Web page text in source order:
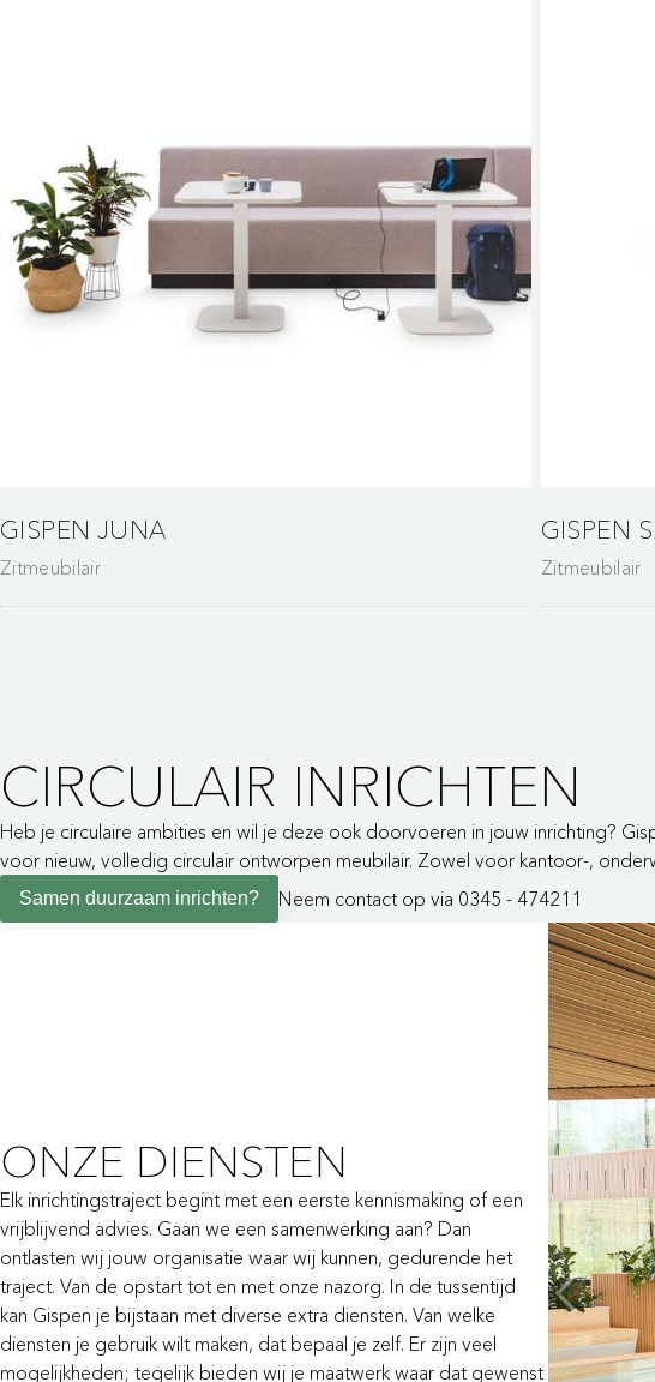
GISPEN JUNA
Zitmeubilair
GISPEN
Zitmeubilair
CIRCULAIR INRICHTEN
Heb je circulaire ambities en wil je deze ook doorvoeren in jouw inrichting?
voor nieuw, volledig circulair ontworpen meubilair. Zowel voor kantoor-,
Samen duurzaam inrichten? Neem contact op via 0345 - 474211
ONZE DIENSTEN
Elk inrichtingstraject begint met een eerste kennismaking of een
vrijblijvend advies. Gaan we een samenwerking aan? Dan
ontlasten wij jouw organisatie waar wij kunnen, gedurende het
traject. Van de opstart tot en met onze nazorg. In de tussentijd
kan Gispen je bijstaan met diverse extra diensten. Van welke
diensten je gebruik wilt maken, dat bepaal je zelf. Er zijn veel
mogelijkheden; tegelijk bieden wij je maatwerk waar dat gewenst